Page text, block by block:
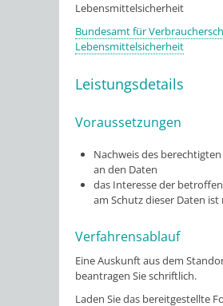
Lebensmittelsicherheit
Bundesamt für
Lebensmittelsicherheit
Leistungsdetails
Voraussetzungen
Nachweis des
an den Daten
das Interesse der
am Schutz dieser Daten
Verfahrensablauf
Eine Auskunft aus dem
beantragen Sie schriftlich.
Laden Sie das bereitgestellte